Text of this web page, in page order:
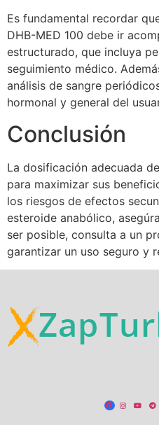
Es fundamental recordar
DHB-MED 100 debe ir
estructurado, que incluya
seguimiento médico.
análisis de sangre
hormonal y general del
Conclusión
La dosificación adecuada
para maximizar sus
los riesgos de efectos
esteroide anabólico,
ser posible, consulta a un
garantizar un uso seguro y